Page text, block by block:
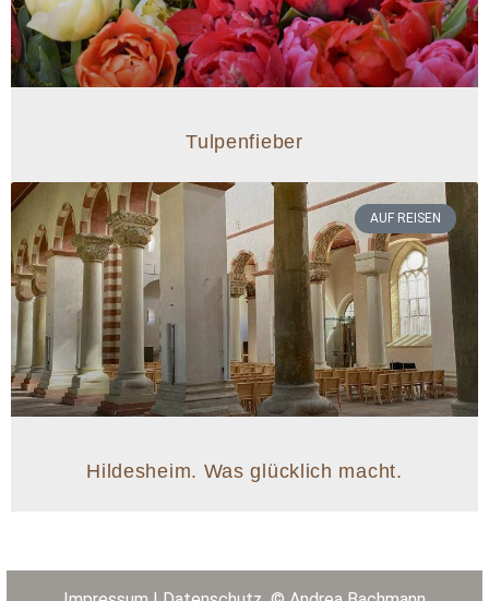
Tulpenfieber
AUF REISEN
Hildesheim. Was glücklich macht.